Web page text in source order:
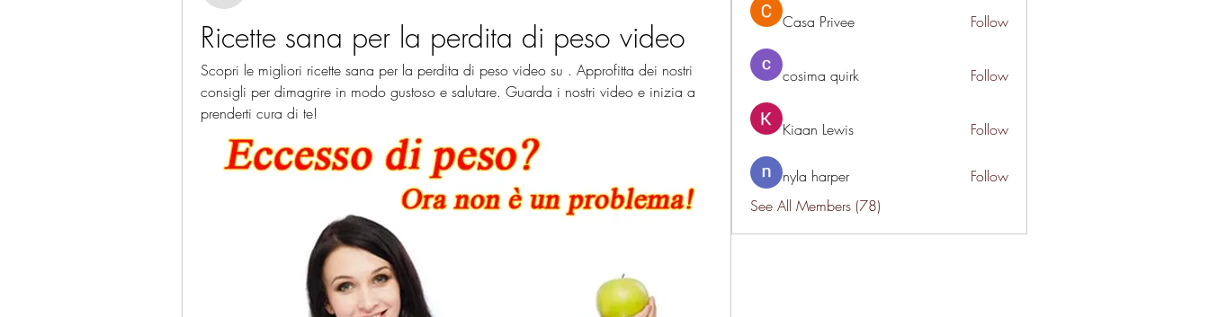
Ricette sana per la perdita di peso video
Scopri le migliori ricette sana per la perdita di peso video su . Approfitta dei nostri
consigli per dimagrire in modo gustoso e salutare. Guarda i nostri video e inizia a
prenderti cura di te!
Casa Privee Follow
cosima quirk Follow
Kiaan Lewis Follow
nyla harper
Follow
See All Members (78)